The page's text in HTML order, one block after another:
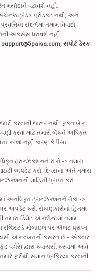
મર્યાદાને વટાવશે નહીં.
ટ્રેડેડ પ્રૉડક્ટ નથી, અને
સંદર્ભમાં તમામ વિવાદો,
ઍક્સેસ ધરાવશે નહીં.
સપોર્ટ ડેસ્ક
જારી કરવાની જરૂર નથી. ફક્ત બેંક
કરવા માટે તમારી બેંકને અધિકૃત
કરશો નહીં કારણ કે પૈસા
ટ્રાન્ઝૅક્શનને રોકો -> તમારા
અપડેટ કરો. દિવસના અંતે તમારા
માહિતી પ્રાપ્ત કરો.
અનધિકૃત ટ્રાન્ઝૅક્શનને રોકો ->
અપડેટ કરો. રોકાણકારોના હિતમાં
તમારા ડિમેટ એકાઉન્ટમાં તમામ
મોબાઇલ પર ઍલર્ટ પ્રાપ્ત
એક વખતની કસરત છે - એકવાર
વગેરે) દ્વારા કેવાયસી કરવામાં આવે
ફરીથી સમાન પ્રક્રિયા કરવાની